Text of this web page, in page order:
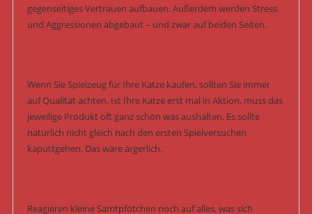
gegenseitiges Vertrauen aufbauen. Außerdem werden Stress
und Aggressionen abgebaut – und zwar auf beiden Seiten.
Wenn Sie Spielzeug für Ihre Katze kaufen, sollten Sie immer
auf Qualität achten. Ist Ihre Katze erst mal in Aktion, muss das
jeweilige Produkt oft ganz schön was aushalten. Es sollte
natürlich nicht gleich nach den ersten Spielversuchen
kaputtgehen. Das wäre ärgerlich.
Reagieren kleine Samtpfötchen noch auf alles, was sich